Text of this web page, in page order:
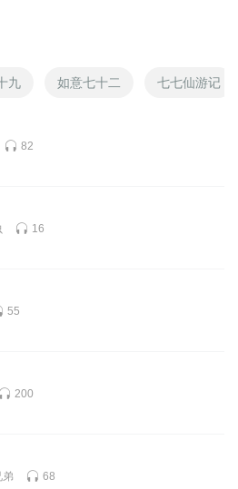
九 如意七十二 七七仙游记
82
16
55
200
弟 68